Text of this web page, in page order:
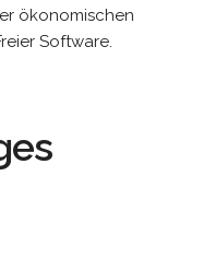
ökonomischen
Software.